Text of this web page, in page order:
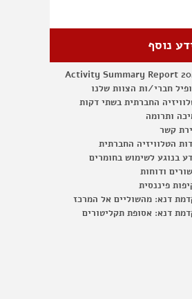
נוסף
Activity Summary Report
חברי/ות הצוות שלנו
החברתית בשתי דקות
ותרומה
קשר
הטלוויזיה החברתית
בנוגע לשימוש בחומרים
ודוחות
פיננסית
דנא: מהשוליים אל המרכז
דנא: אסופת תקליטורים